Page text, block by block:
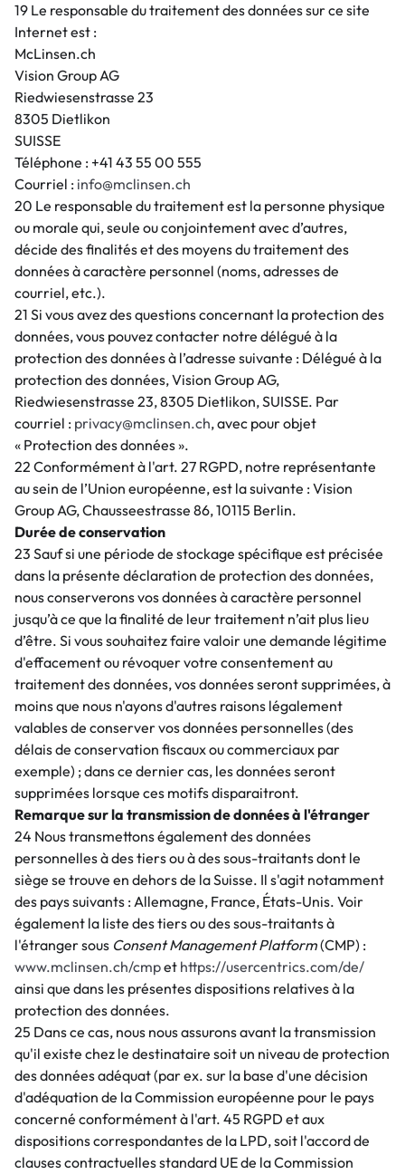
19 Le responsable du traitement des données sur ce site
Internet est :
McLinsen.ch
Vision Group AG
Riedwiesenstrasse 23
8305 Dietlikon
SUISSE
Téléphone : +41 43 55 00 555
Courriel : info@mclinsen.ch
20 Le responsable du traitement est la personne physique
ou morale qui, seule ou conjointement avec d’autres,
décide des finalités et des moyens du traitement des
données à caractère personnel (noms, adresses de
courriel, etc.).
21 Si vous avez des questions concernant la protection des
données, vous pouvez contacter notre délégué à la
protection des données à l’adresse suivante : Délégué à la
protection des données, Vision Group AG,
Riedwiesenstrasse 23, 8305 Dietlikon, SUISSE. Par
courriel : privacy@mclinsen.ch, avec pour objet
« Protection des données ».
22 Conformément à l'art. 27 RGPD, notre représentante
au sein de l’Union européenne, est la suivante : Vision
Group AG, Chausseestrasse 86, 10115 Berlin.
Durée de conservation
23 Sauf si une période de stockage spécifique est précisée
dans la présente déclaration de protection des données,
nous conserverons vos données à caractère personnel
jusqu’à ce que la finalité de leur traitement n’ait plus lieu
d’être. Si vous souhaitez faire valoir une demande légitime
d'effacement ou révoquer votre consentement au
traitement des données, vos données seront supprimées, à
moins que nous n'ayons d'autres raisons légalement
valables de conserver vos données personnelles (des
délais de conservation fiscaux ou commerciaux par
exemple) ; dans ce dernier cas, les données seront
supprimées lorsque ces motifs disparaitront.
Remarque sur la transmission de données à l'étranger
24 Nous transmettons également des données
personnelles à des tiers ou à des sous-traitants dont le
siège se trouve en dehors de la Suisse. Il s'agit notamment
des pays suivants : Allemagne, France, États-Unis. Voir
également la liste des tiers ou des sous-traitants à
l'étranger sous Consent Management Platform(CMP) :
www.mclinsen.ch/cmpet https://usercentrics.com/de/
ainsi que dans les présentes dispositions relatives à la
protection des données.
25 Dans ce cas, nous nous assurons avant la transmission
qu'il existe chez le destinataire soit un niveau de protection
des données adéquat (par ex. sur la base d'une décision
d'adéquation de la Commission européenne pour le pays
concerné conformément à l'art. 45 RGPD et aux
dispositions correspondantes de la LPD, soit l'accord de
clauses contractuelles standard UE de la Commission